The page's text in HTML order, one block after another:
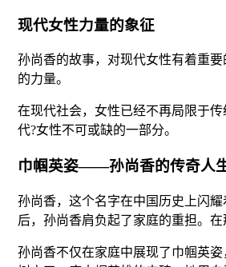
现代女性力量的象征
孙尚香的故事，对现代女性有着重
的力量。
在现代社会，女性已经不再局限于
代?女性不可或缺的一部分。
巾帼英姿——孙尚香的传奇人
孙尚香，这个名字在中国历史上闪
后，孙尚香肩负起了家庭的重担。
孙尚香不仅在家庭中展现了巾帼英